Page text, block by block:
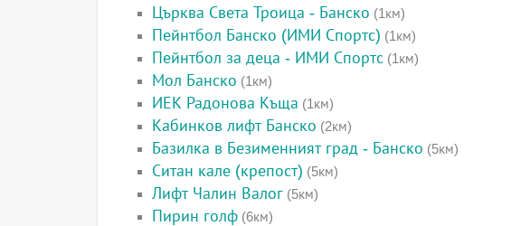
Църква Света Троица - Банско (1км)
Пейнтбол Банско (ИМИ Спортс) (1км)
Пейнтбол за деца - ИМИ Спортс (1км)
Мол Банско (1км)
ИЕК Радонова Къща (1км)
Кабинков лифт Банско (2км)
Базилка в Безименният град - Банско (5км)
Ситан кале (крепост) (5км)
Лифт Чалин Валог (5км)
Пирин голф (6км)